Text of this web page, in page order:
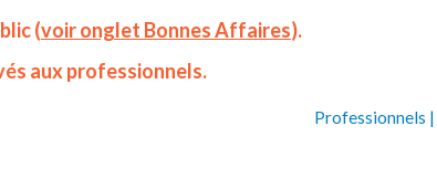
(voir onglet Bonnes Affaires).
aux professionnels.
Professionnels |